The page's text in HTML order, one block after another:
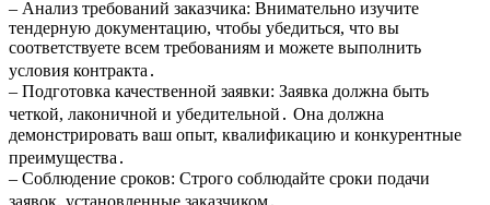
– Анализ требований заказчика: Внимательно изучите
тендерную документацию, чтобы убедиться, что вы
соответствуете всем требованиям и можете выполнить
условия контракта․
– Подготовка качественной заявки: Заявка должна быть
четкой, лаконичной и убедительной․ Она должна
демонстрировать ваш опыт, квалификацию и конкурентные
преимущества․
– Соблюдение сроков: Строго соблюдайте сроки подачи
заявок, установленные заказчиком․